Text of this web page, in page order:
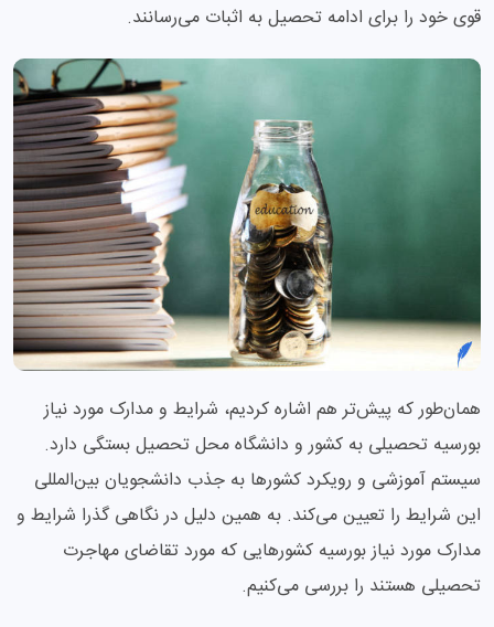
قوی خود را برای ادامه تحصیل به اثبات می‌رسانند.
همان‌طور که پیش‌تر هم اشاره کردیم، شرایط و مدارک مورد نیاز
بورسیه تحصیلی به کشور و دانشگاه محل تحصیل بستگی دارد.
سیستم آموزشی و رویکرد کشورها به جذب دانشجویان بین‌المللی
این شرایط را تعیین می‌کند. به همین دلیل در نگاهی گذرا شرایط و
مدارک مورد نیاز بورسیه کشورهایی که مورد تقاضای مهاجرت
تحصیلی هستند را بررسی می‌کنیم.